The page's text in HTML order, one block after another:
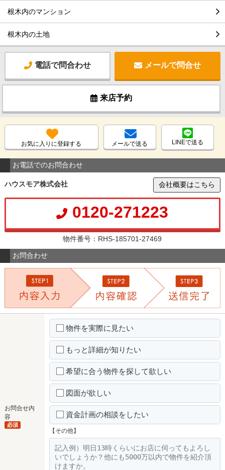
根木内のマンション
根木内の土地
電話で問合わせ メールで問合せ
来店予約
お気に入りに登録する メールで送る LINEで送る
お電話でのお問合わせ
ハウスモア株式会社 会社概要はこちら
0120-271223
物件番号：RHS-185701-27469
お問合わせ
お問合せ内
容
必須
物件を実際に見たい
もっと詳細が知りたい
希望に合う物件を探して欲しい
図面が欲しい
資金計画の相談をしたい
【その他】